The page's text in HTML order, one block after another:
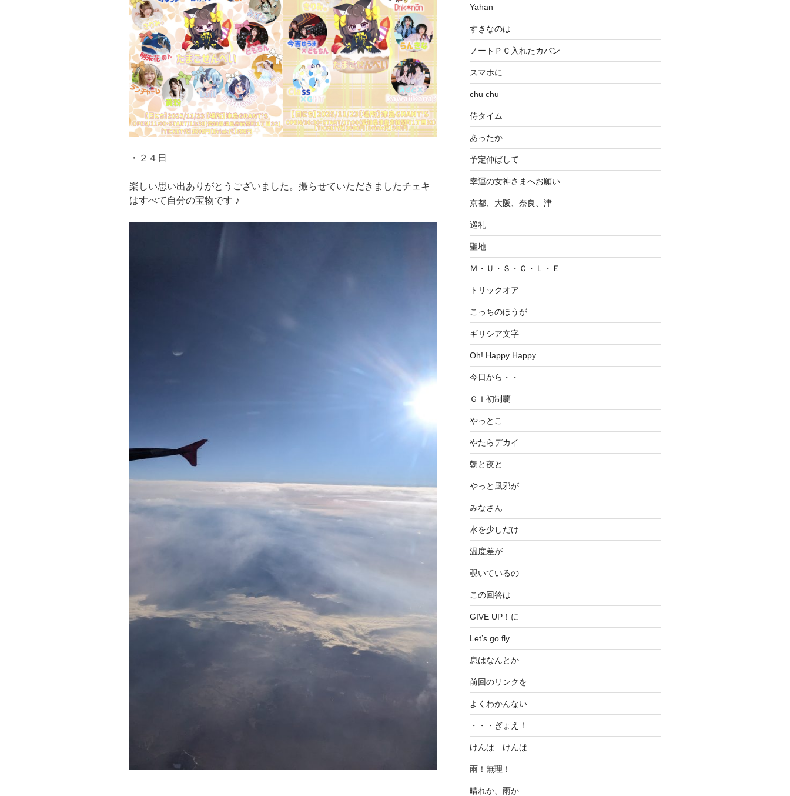
・２４日
楽しい思い出ありがとうございました。撮らせていただきましたチェキ
はすべて自分の宝物です ♪
Yahan
すきなのは
ノートＰＣ入れたカバン
スマホに
chu chu
侍タイム
あったか
予定伸ばして
幸運の女神さまへお願い
京都、大阪、奈良、津
巡礼
聖地
Ｍ・Ｕ・Ｓ・Ｃ・Ｌ・Ｅ
トリックオア
こっちのほうが
ギリシア文字
Oh! Happy Happy
今日から・・
ＧＩ初制覇
やっとこ
やたらデカイ
朝と夜と
やっと風邪が
みなさん
水を少しだけ
温度差が
覗いているの
この回答は
GIVE UP！に
Let’s go fly
息はなんとか
前回のリンクを
よくわかんない
・・・ぎょえ！
けんぱ けんぱ
雨！無理！
晴れか、雨か